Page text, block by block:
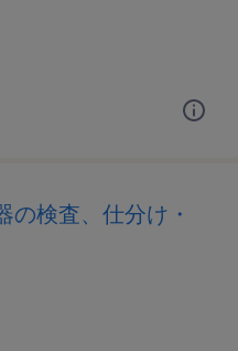
の検査、仕分け・